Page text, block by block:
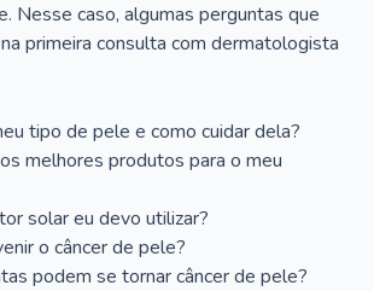
Nesse caso, algumas perguntas que
primeira consulta com dermatologista
tipo de pele e como cuidar dela?
melhores produtos para o meu
solar eu devo utilizar?
o câncer de pele?
podem se tornar câncer de pele?